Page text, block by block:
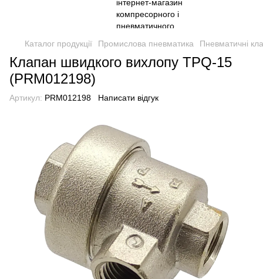
Каталог продукції Промислова пневматика Пневматичні
Клапан швидкого вихлопу TPQ-15
(PRM012198)
Артикул: PRM012198 Написати відгук